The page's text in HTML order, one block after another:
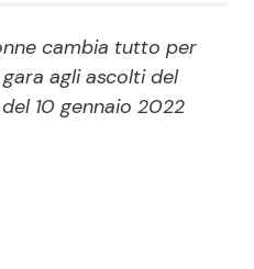
Programmi TV
Reality e Talent
cambia tutto per
agli ascolti del
10 gennaio 2022